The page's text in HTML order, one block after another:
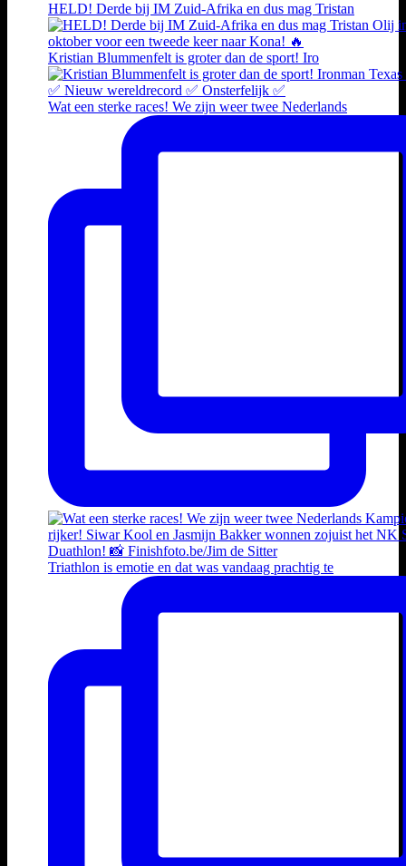
HELD! Derde bij IM Zuid-Afrika en dus mag Tristan
Kristian Blummenfelt is groter dan de sport! Iro
Wat een sterke races! We zijn weer twee Nederlands
Triathlon is emotie en dat was vandaag prachtig te